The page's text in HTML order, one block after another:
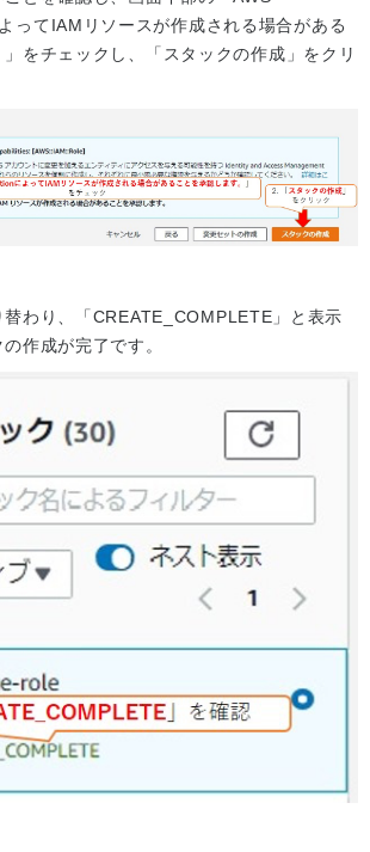
ってIAMリソースが作成される場合がある
をチェックし、「スタックの作成」をクリ
わり、「CREATE_COMPLETE」と表示
作成が完了です。